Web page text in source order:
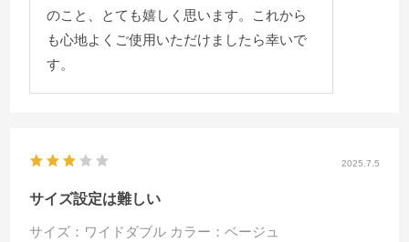
のこと、とても嬉しく思います。これから
も心地よくご使用いただけましたら幸いで
す。
2025.7.5
サイズ設定は難しい
サイズ：ワイドダブル カラー：ベージュ